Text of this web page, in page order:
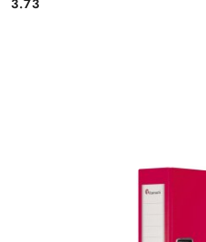
Cena: